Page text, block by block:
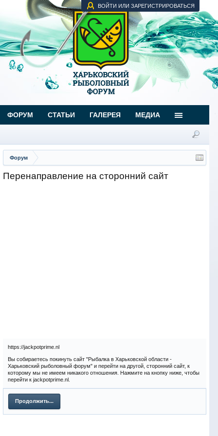
ВОЙТИ ИЛИ ЗАРЕГИСТРИРОВАТЬСЯ
Форум
Перенаправление на сторонний сайт
https://jackpotprime.nl
Вы собираетесь покинуть сайт "Рыбалка в Харьковской области -
Харьковский рыболовный форум" и перейти на другой, сторонний сайт, к
которому мы не имеем никакого отношения. Нажмите на кнопку ниже, чтобы
перейти к jackpotprime.nl.
Продолжить...
ФОРУМ СТАТЬИ ГАЛЕРЕЯ МЕДИА